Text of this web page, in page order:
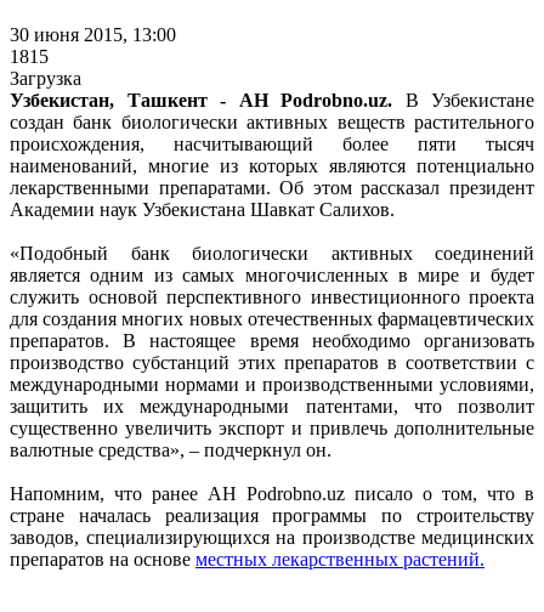
30 июня 2015, 13:00
1815
Загрузка
Узбекистан, Ташкент - АН Podrobno.uz. В Узбекистане
создан банк биологически активных веществ растительного
происхождения, насчитывающий более пяти тысяч
наименований, многие из которых являются потенциально
лекарственными препаратами. Об этом рассказал президент
Академии наук Узбекистана Шавкат Салихов.
«Подобный банк биологически активных соединений
является одним из самых многочисленных в мире и будет
служить основой перспективного инвестиционного проекта
для создания многих новых отечественных фармацевтических
препаратов. В настоящее время необходимо организовать
производство субстанций этих препаратов в соответствии с
международными нормами и производственными условиями,
защитить их международными патентами, что позволит
существенно увеличить экспорт и привлечь дополнительные
валютные средства», – подчеркнул он.
Напомним, что ранее АН Podrobno.uz писало о том, что в
стране началась реализация программы по строительству
заводов, специализирующихся на производстве медицинских
препаратов на основе местных лекарственных растений.